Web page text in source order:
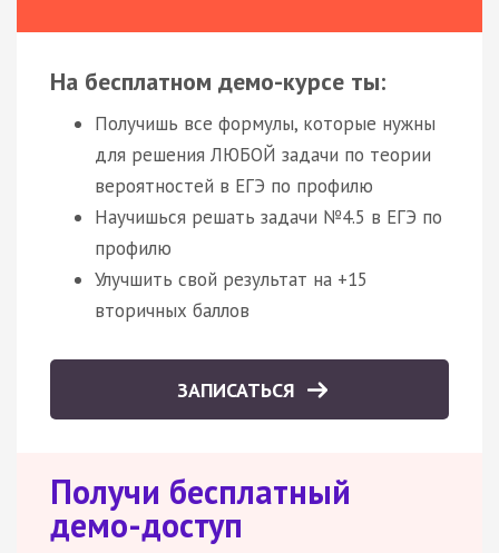
На бесплатном демо-курсе ты:
Получишь все формулы, которые нужны
для решения ЛЮБОЙ задачи по теории
вероятностей в ЕГЭ по профилю
Научишься решать задачи №4.5 в ЕГЭ по
профилю
Улучшить свой результат на +15
вторичных баллов
ЗАПИСАТЬСЯ
Получи бесплатный
демо-доступ